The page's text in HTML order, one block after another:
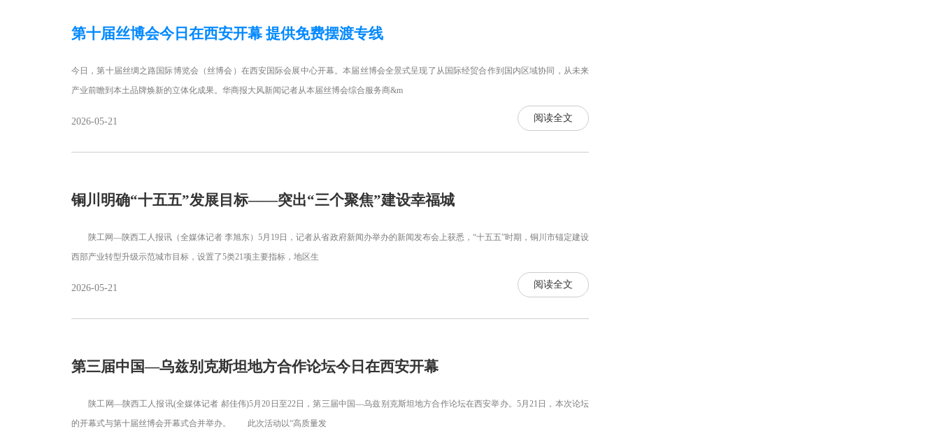
第十届丝博会今日在西安开幕 提供免费摆渡专线
今日，第十届丝绸之路国际博览会（丝博会）在西安国际会展中心开幕。本届丝博会全景式呈现了从国际经贸合作到国内区域协同，从未来
产业前瞻到本土品牌焕新的立体化成果。华商报大风新闻记者从本届丝博会综合服务商&m
2026-05-21 阅读全文
铜川明确“十五五”发展目标——突出“三个聚焦”建设幸福城
陕工网—陕西工人报讯（全媒体记者 李旭东）5月19日，记者从省政府新闻办举办的新闻发布会上获悉，“十五五”时期，铜川市锚定建设
西部产业转型升级示范城市目标，设置了5类21项主要指标，地区生
2026-05-21 阅读全文
第三届中国—乌兹别克斯坦地方合作论坛今日在西安开幕
陕工网—陕西工人报讯(全媒体记者 郝佳伟)5月20日至22日，第三届中国—乌兹别克斯坦地方合作论坛在西安举办。5月21日，本次论坛
的开幕式与第十届丝博会开幕式合并举办。 此次活动以“高质量发